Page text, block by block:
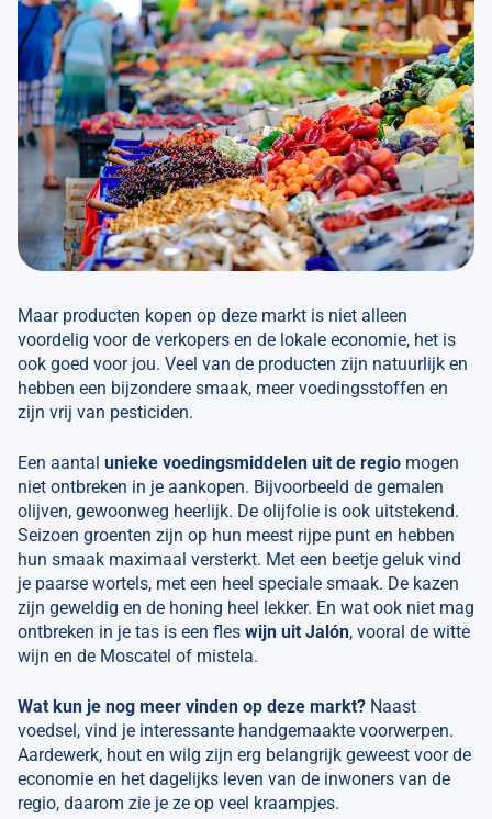
Maar producten kopen op deze markt is niet alleen
voordelig voor de verkopers en de lokale economie, het is
ook goed voor jou. Veel van de producten zijn natuurlijk en
hebben een bijzondere smaak, meer voedingsstoffen en
zijn vrij van pesticiden.
Een aantal unieke voedingsmiddelen uit de regio mogen
niet ontbreken in je aankopen. Bijvoorbeeld de gemalen
olijven, gewoonweg heerlijk. De olijfolie is ook uitstekend.
Seizoen groenten zijn op hun meest rijpe punt en hebben
hun smaak maximaal versterkt. Met een beetje geluk vind
je paarse wortels, met een heel speciale smaak. De kazen
zijn geweldig en de honing heel lekker. En wat ook niet mag
ontbreken in je tas is een fles wijn uit Jalón, vooral de witte
wijn en de Moscatel of mistela.
Wat kun je nog meer vinden op deze markt? Naast
voedsel, vind je interessante handgemaakte voorwerpen.
Aardewerk, hout en wilg zijn erg belangrijk geweest voor de
economie en het dagelijks leven van de inwoners van de
regio, daarom zie je ze op veel kraampjes.